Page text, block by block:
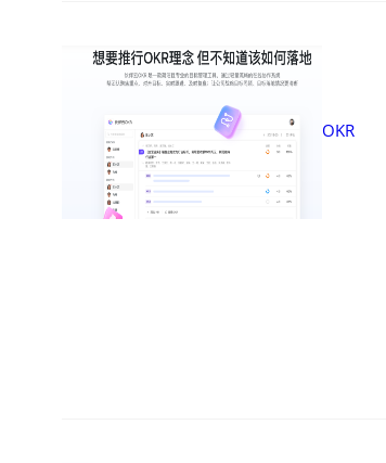
OKR